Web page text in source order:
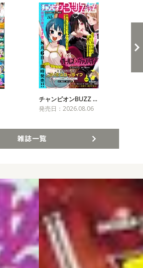
チャンピオンBUZZ …
発売日：2026.08.06